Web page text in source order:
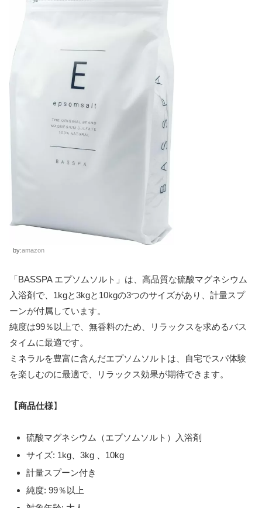
by:amazon
「BASSPA エプソムソルト」は、高品質な硫酸マグネシウム
入浴剤で、1kgと3kgと10kgの3つのサイズがあり、計量スプ
ーンが付属しています。
純度は99％以上で、無香料のため、リラックスを求めるバス
タイムに最適です。
ミネラルを豊富に含んだエプソムソルトは、自宅でスパ体験
を楽しむのに最適で、リラックス効果が期待できます。
【商品仕様】
硫酸マグネシウム（エプソムソルト）入浴剤
サイズ: 1kg、3kg 、10kg
計量スプーン付き
純度: 99％以上